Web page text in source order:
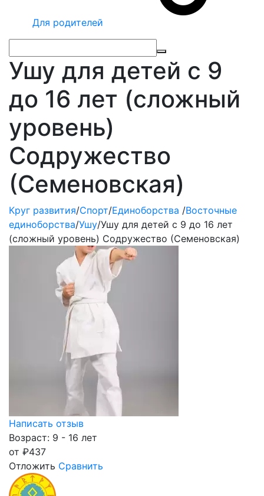
Для родителей
Ушу для детей с 9
до 16 лет (сложный
уровень)
Содружество
(Семеновская)
Круг развития/Спорт/Единоборства /Восточные
единоборства/Ушу/Ушу для детей с 9 до 16 лет
(сложный уровень) Содружество (Семеновская)
Написать отзыв
Возраст: 9 - 16 лет
от ₽437
Отложить Сравнить